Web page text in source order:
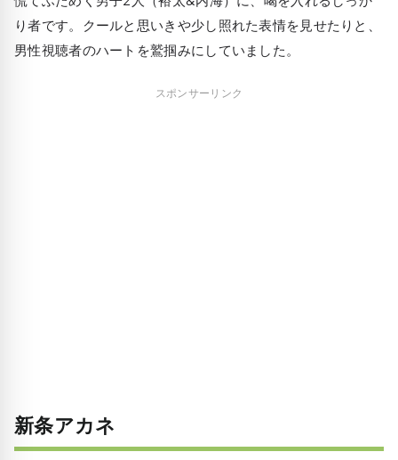
り者です。クールと思いきや少し照れた表情を見せたりと、
男性視聴者のハートを鷲掴みにしていました。
スポンサーリンク
新条アカネ